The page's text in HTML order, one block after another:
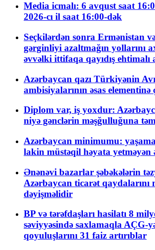
Media icmalı: 6 avqust saat
2026-cı il saat 16:00-dək
Seçkilərdən sonra Ermənistan
gərginliyi azaltmağın yollarını
əvvəlki ittifaqa qayıdış ehtimalı
Azərbaycan qazı Türkiyənin
ambisiyalarının əsas
Diplom var, iş yoxdur:
niyə gənclərin məşğulluğuna
Azərbaycan minimumu:
lakin müstəqil həyata yetməyən
Ənənəvi bazarlar şəbəkələrin
Azərbaycan ticarət qaydalarını
dəyişməlidir
BP və tərəfdaşları hasilatı 8
səviyyəsində saxlamaqla AÇG-
qoyuluşlarını 31 faiz artırıblar